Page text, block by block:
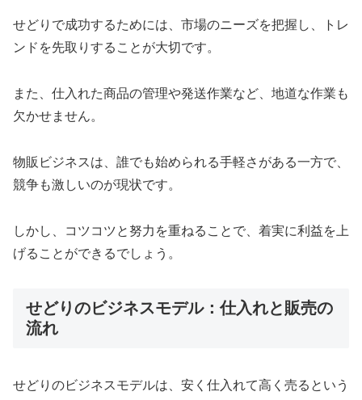
せどりで成功するためには、市場のニーズを把握し、トレ
ンドを先取りすることが大切です。
また、仕入れた商品の管理や発送作業など、地道な作業も
欠かせません。
物販ビジネスは、誰でも始められる手軽さがある一方で、
競争も激しいのが現状です。
しかし、コツコツと努力を重ねることで、着実に利益を上
げることができるでしょう。
せどりのビジネスモデル：仕入れと販売の
流れ
せどりのビジネスモデルは、安く仕入れて高く売るという